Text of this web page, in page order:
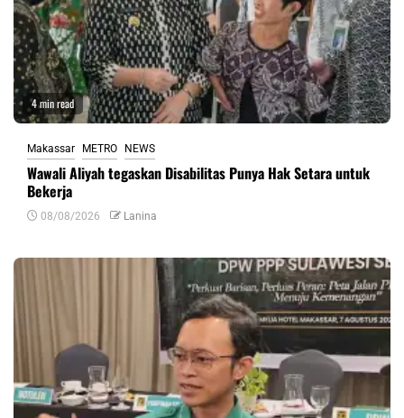
4 min read
Makassar METRO NEWS
Wawali Aliyah tegaskan Disabilitas Punya Hak Setara untuk
Bekerja
08/08/2026 Lanina